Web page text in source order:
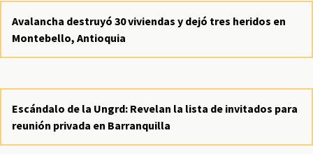
Avalancha destruyó 30 viviendas y dejó tres heridos en
Montebello, Antioquia
Escándalo de la Ungrd: Revelan la lista de invitados para
reunión privada en Barranquilla